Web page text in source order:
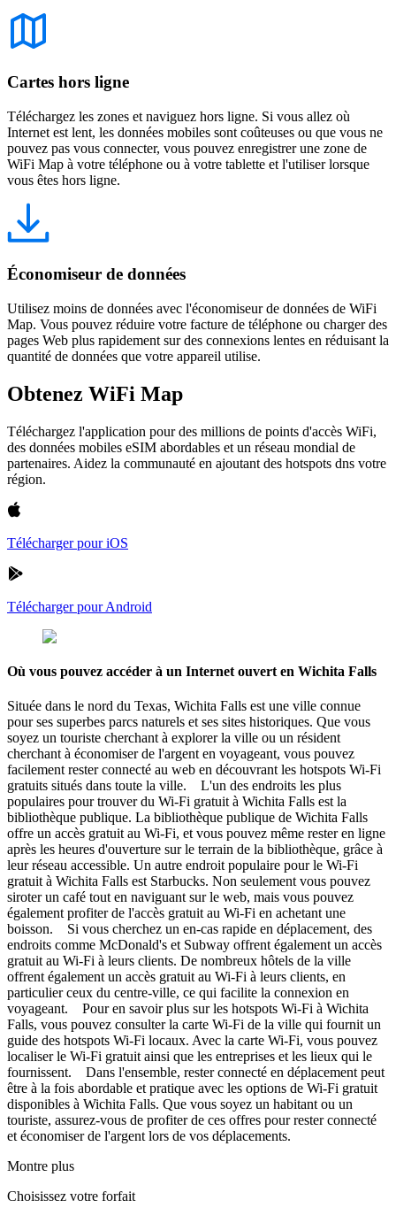
Cartes hors ligne
Téléchargez les zones et naviguez hors ligne. Si vous allez où
Internet est lent, les données mobiles sont coûteuses ou que vous ne
pouvez pas vous connecter, vous pouvez enregistrer une zone de
WiFi Map à votre téléphone ou à votre tablette et l'utiliser lorsque
vous êtes hors ligne.
Économiseur de données
Utilisez moins de données avec l'économiseur de données de WiFi
Map. Vous pouvez réduire votre facture de téléphone ou charger des
pages Web plus rapidement sur des connexions lentes en réduisant la
quantité de données que votre appareil utilise.
Obtenez WiFi Map
Téléchargez l'application pour des millions de points d'accès WiFi,
des données mobiles eSIM abordables et un réseau mondial de
partenaires. Aidez la communauté en ajoutant des hotspots dns votre
région.
Télécharger pour iOS
Télécharger pour Android
Où vous pouvez accéder à un Internet ouvert en Wichita Falls
Située dans le nord du Texas, Wichita Falls est une ville connue
pour ses superbes parcs naturels et ses sites historiques. Que vous
soyez un touriste cherchant à explorer la ville ou un résident
cherchant à économiser de l'argent en voyageant, vous pouvez
facilement rester connecté au web en découvrant les hotspots Wi-Fi
gratuits situés dans toute la ville. L'un des endroits les plus
populaires pour trouver du Wi-Fi gratuit à Wichita Falls est la
bibliothèque publique. La bibliothèque publique de Wichita Falls
offre un accès gratuit au Wi-Fi, et vous pouvez même rester en ligne
après les heures d'ouverture sur le terrain de la bibliothèque, grâce à
leur réseau accessible. Un autre endroit populaire pour le Wi-Fi
gratuit à Wichita Falls est Starbucks. Non seulement vous pouvez
siroter un café tout en naviguant sur le web, mais vous pouvez
également profiter de l'accès gratuit au Wi-Fi en achetant une
boisson. Si vous cherchez un en-cas rapide en déplacement, des
endroits comme McDonald's et Subway offrent également un accès
gratuit au Wi-Fi à leurs clients. De nombreux hôtels de la ville
offrent également un accès gratuit au Wi-Fi à leurs clients, en
particulier ceux du centre-ville, ce qui facilite la connexion en
voyageant. Pour en savoir plus sur les hotspots Wi-Fi à Wichita
Falls, vous pouvez consulter la carte Wi-Fi de la ville qui fournit un
guide des hotspots Wi-Fi locaux. Avec la carte Wi-Fi, vous pouvez
localiser le Wi-Fi gratuit ainsi que les entreprises et les lieux qui le
fournissent. Dans l'ensemble, rester connecté en déplacement peut
être à la fois abordable et pratique avec les options de Wi-Fi gratuit
disponibles à Wichita Falls. Que vous soyez un habitant ou un
touriste, assurez-vous de profiter de ces offres pour rester connecté
et économiser de l'argent lors de vos déplacements.
Montre plus
Choisissez votre forfait